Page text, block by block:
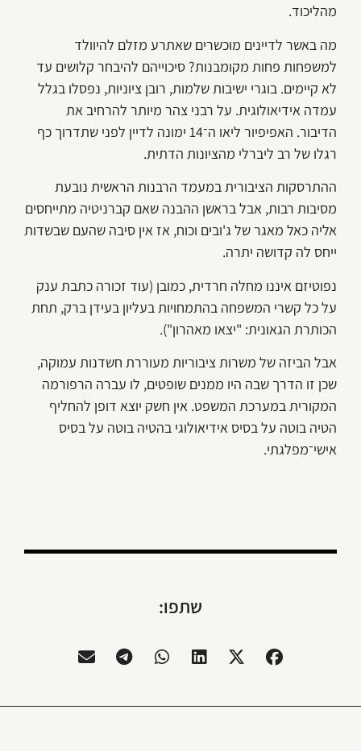
מהליכוד.
מה באשר לדיינים מוכשרים שאתרע מזלם להיוולד
למשפחות פחות מקומבנות? סיכוייהם להיבחר קלושים עד
לא קיימים. בוגרי ישיבות שלמות, רובן ציוניות, נפסלו בגלל
עמדה אידיאולוגית. על רבני צהר מיותר להרחיב את
הדיבור. האפיפיור ליאו ה־14 ימונה לדיין לפני שתדרוך כף
רגלו של רב ליברלי מהציונות הדתית.
ההתרסקות הציבורית במעמד הרבנות הראשית נובעת
מסיבות רבות, אבל בראשן ההבנה שאם קברניטיה מתייחסים
אליה כאל מאגר של ג'ובים וכוח, אז אין סיבה שהעם שבשדות
ייחס לה קדושה יתרה.
נפוטיזם איננו מחלה חרדית, כמובן (עוד זכורה כתבת ענק
על כל קשרי המשפחה בהתמחויות בעליון בעידן ברק, תחת
הכותרת הגאונית: "יצאו מאהרון").
אבל הביזה של משרות ציבוריות מעוררת חשדנות עמוקה,
שכן זו הדרך שבה היו ממנים שופטים, לו עברה הרפורמה
המקורית במערכת המשפט. אין חשק יוצא דופן להחליף
הטיה בוטה על בסיס אידיאולוגי בהטיה בוטה על בסיס
אישי־מפלגתי.
שתפו: